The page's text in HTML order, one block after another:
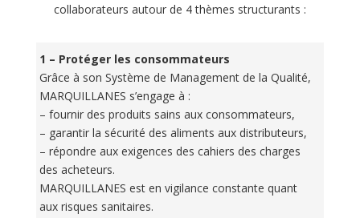
collaborateurs autour de 4 thèmes structurants :
1 – Protéger les consommateurs
Grâce à son Système de Management de la Qualité,
MARQUILLANES s’engage à :
– fournir des produits sains aux consommateurs,
– garantir la sécurité des aliments aux distributeurs,
– répondre aux exigences des cahiers des charges
des acheteurs.
MARQUILLANES est en vigilance constante quant
aux risques sanitaires.